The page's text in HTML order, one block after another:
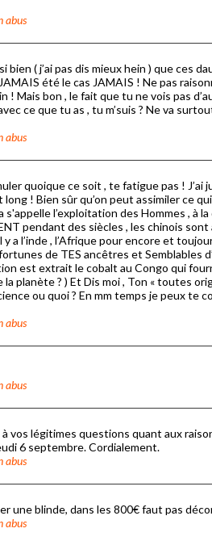
abus
( j’ai pas dis mieux hein ) que ces
été le cas JAMAIS ! Ne pas
Mais bon , le fait que tu ne vois pas
ce que tu as , tu m’suis ? Ne va
abus
quoique ce soit , te fatigue pas ! J’ai
! Bien sûr qu’on peut assimiler ce
l’exploitation des Hommes , à
pendant des siècles , les chinois sont
y a l’inde , l’Afrique pour encore et
de TES ancêtres et Semblables
est extrait le cobalt au Congo qui
planète ? ) Et Dis moi , Ton « toutes
ou quoi ? En mm temps je peux te
abus
abus
vos légitimes questions quant aux
6 septembre. Cordialement.
abus
une blinde, dans les 800€ faut pas
abus